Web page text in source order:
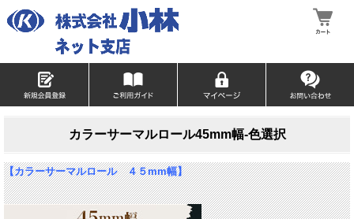
カラーサーマルロール45mm幅-色選択
【カラーサーマルロール ４５mm幅】